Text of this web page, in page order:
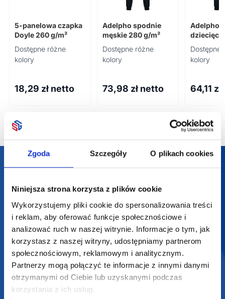
Zgoda Szczegóły O plikach cookies
Niniejsza strona korzysta z plików cookie
Wykorzystujemy pliki cookie do spersonalizowania treści
i reklam, aby oferować funkcje społecznościowe i
analizować ruch w naszej witrynie. Informacje o tym, jak
korzystasz z naszej witryny, udostępniamy partnerom
społecznościowym, reklamowym i analitycznym.
Partnerzy mogą połączyć te informacje z innymi danymi
otrzymanymi od Ciebie lub uzyskanymi podczas
korzystania z ich usług.
5-panelowa czapka
Doyle 260 g/m²
Dostępne różne
kolory
18,29 zł netto
Adelpho spodnie
męskie 280 g/m²
Dostępne różne
kolory
73,98 zł netto
Adelpho
dziecięce
Dostępne
kolory
64,11
Darmowa dostawa
Darmowa wizualizacja
Profesjonalne doradztwo
Szeroka oferta produktów